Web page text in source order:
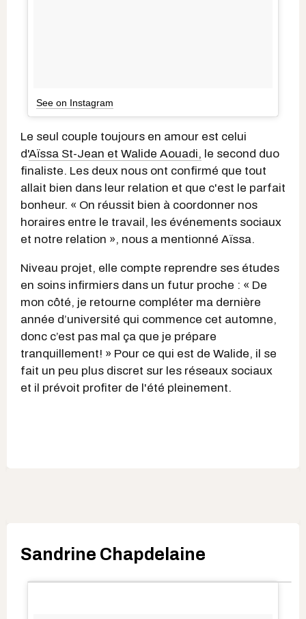
See on Instagram
Le seul couple toujours en amour est celui
d'Aïssa St-Jean et Walide Aouadi, le second duo
finaliste. Les deux nous ont confirmé que tout
allait bien dans leur relation et que c'est le parfait
bonheur. « On réussit bien à coordonner nos
horaires entre le travail, les événements sociaux
et notre relation », nous a mentionné Aïssa.
Niveau projet, elle compte reprendre ses études
en soins infirmiers dans un futur proche : « De
mon côté, je retourne compléter ma dernière
année d’université qui commence cet automne,
donc c’est pas mal ça que je prépare
tranquillement! » Pour ce qui est de Walide, il se
fait un peu plus discret sur les réseaux sociaux
et il prévoit profiter de l'été pleinement.
Sandrine Chapdelaine